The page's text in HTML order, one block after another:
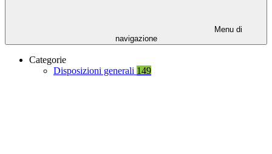
Menu di
navigazione
Categorie
Disposizioni generali 149